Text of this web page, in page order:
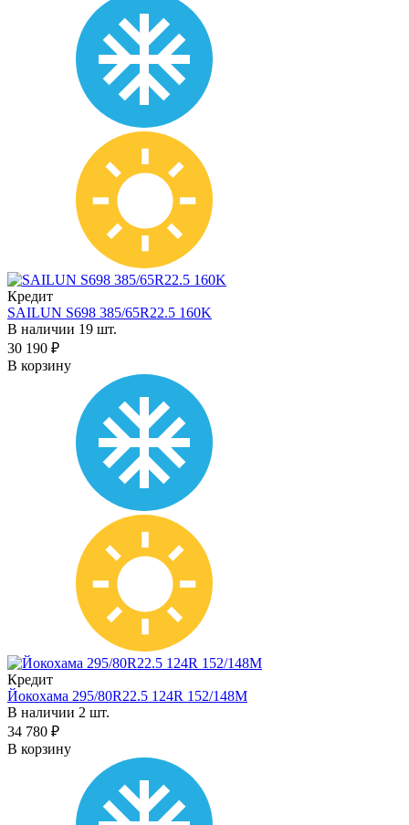
Кредит
SAILUN S698 385/65R22.5 160K
В наличии 19 шт.
30 190 ₽
В корзину
Кредит
Йокохама 295/80R22.5 124R 152/148M
В наличии 2 шт.
34 780 ₽
В корзину